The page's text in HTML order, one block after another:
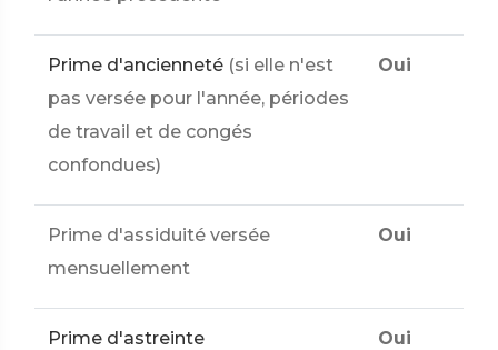
Prime d'ancienneté (si elle n'est
pas versée pour l'année, périodes
de travail et de congés
confondues)
Oui
Prime d'assiduité versée
mensuellement
Oui
Prime d'astreinte Oui